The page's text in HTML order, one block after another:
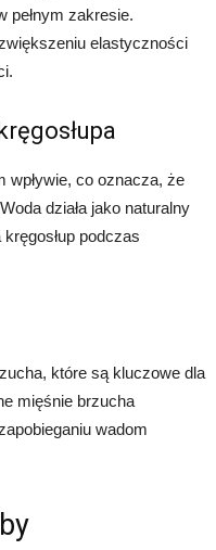
pełnym zakresie.
elastyczności
wpływie, co oznacza, że
działa jako naturalny
podczas
które są kluczowe dla
mięśnie brzucha
wadom